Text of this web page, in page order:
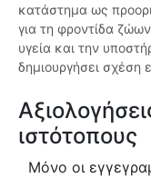
κατάστημα ως
για τη φροντίδα
υγεία και την
δημιουργήσει σχέση
ιστότοπους
Μόνο οι